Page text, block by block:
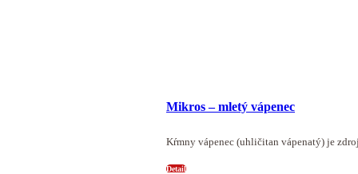
Mikros – mletý vápenec
Kŕmny vápenec (uhličitan vápenatý) je
Detail